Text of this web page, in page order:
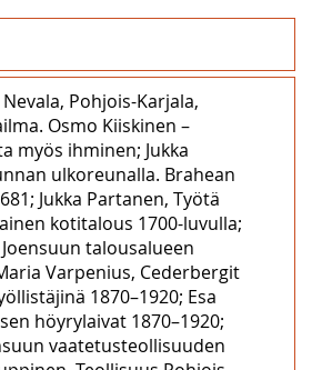
Pohjois-Karjala,
Osmo Kiiskinen –
myös ihminen; Jukka
ulkoreunalla. Brahean
Jukka Partanen, Työtä
kotitalous 1700-luvulla;
talousalueen
Varpenius, Cederbergit
1870–1920; Esa
höyrylaivat 1870–1920;
vaatetusteollisuuden